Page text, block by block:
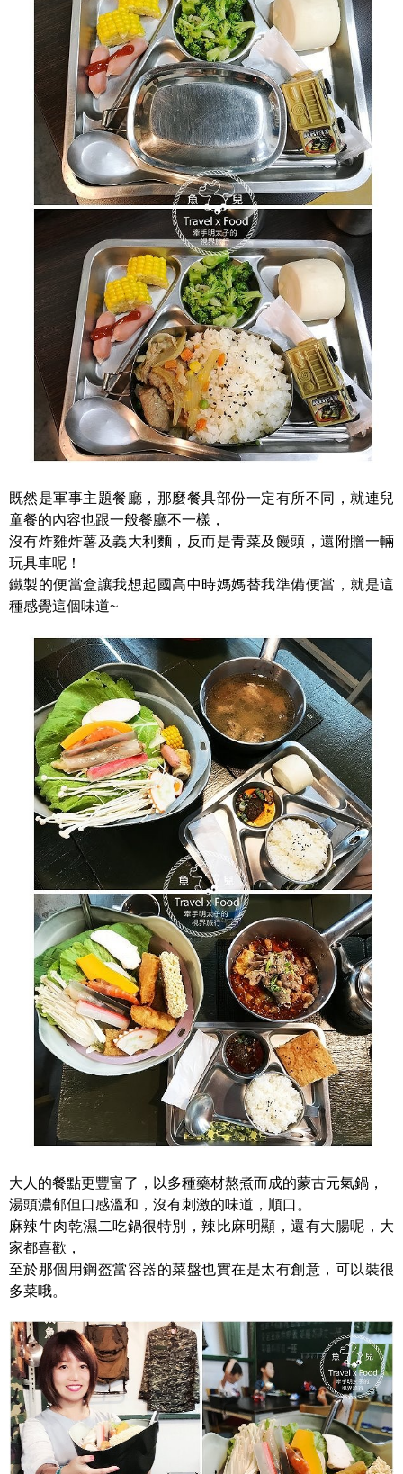
既然是軍事主題餐廳，那麼餐具部份一定有所不同，就連兒
童餐的內容也跟一般餐廳不一樣，
沒有炸雞炸薯及義大利麵，反而是青菜及饅頭，還附贈一輛
玩具車呢！
鐵製的便當盒讓我想起國高中時媽媽替我準備便當，就是這
種感覺這個味道~
大人的餐點更豐富了，以多種藥材熬煮而成的蒙古元氣鍋，
湯頭濃郁但口感溫和，沒有刺激的味道，順口。
麻辣牛肉乾濕二吃鍋很特別，辣比麻明顯，還有大腸呢，大
家都喜歡，
至於那個用鋼盔當容器的菜盤也實在是太有創意，可以裝很
多菜哦。